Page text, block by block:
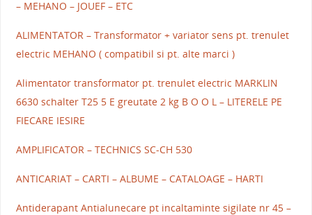
– MEHANO – JOUEF – ETC
ALIMENTATOR – Transformator + variator sens pt. trenulet
electric MEHANO ( compatibil si pt. alte marci )
Alimentator transformator pt. trenulet electric MARKLIN
6630 schalter T25 5 E greutate 2 kg B O O L – LITERELE PE
FIECARE IESIRE
AMPLIFICATOR – TECHNICS SC-CH 530
ANTICARIAT – CARTI – ALBUME – CATALOAGE – HARTI
Antiderapant Antialunecare pt incaltaminte sigilate nr 45 –